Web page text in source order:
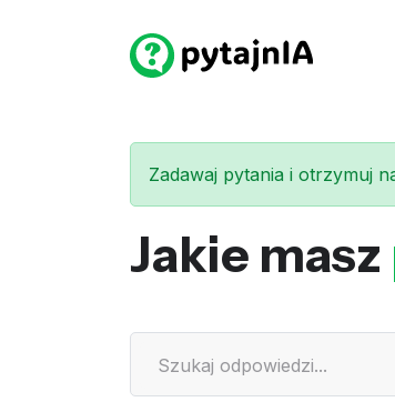
Zadawaj pytania i otrzymuj
Jakie masz